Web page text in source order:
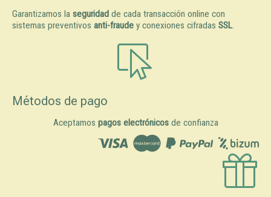
Garantizamos la seguridad de cada transacción online con
sistemas preventivos anti-fraude y conexiones cifradas SSL.
Métodos de pago
Aceptamos pagos electrónicosde confianza